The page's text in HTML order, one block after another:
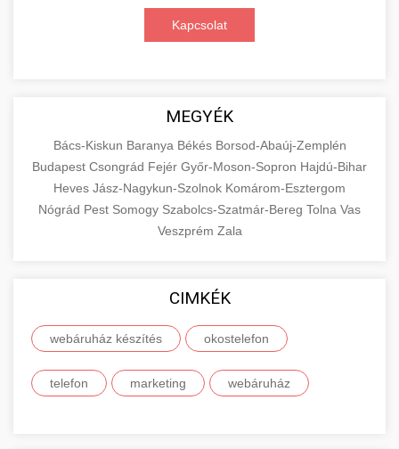
Kapcsolat
MEGYÉK
Bács-Kiskun Baranya Békés Borsod-Abaúj-Zemplén
Budapest Csongrád Fejér Győr-Moson-Sopron Hajdú-Bihar
Heves Jász-Nagykun-Szolnok Komárom-Esztergom
Nógrád Pest Somogy Szabolcs-Szatmár-Bereg Tolna Vas
Veszprém Zala
CIMKÉK
webáruház készítés okostelefon
telefon marketing webáruház